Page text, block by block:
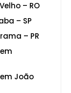
– RO
– SP
– PR
João